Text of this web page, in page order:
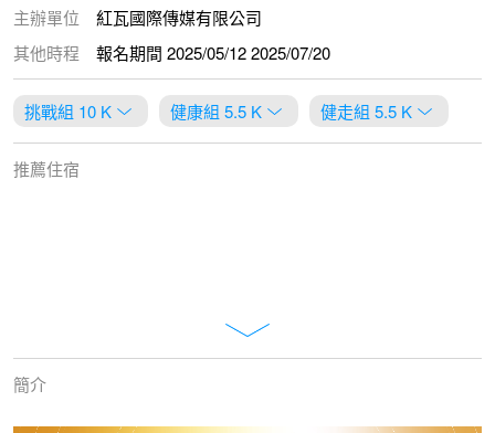
主辦單位
紅瓦國際傳媒有限公司
其他時程
報名期間 2025/05/12 2025/07/20
挑戰組 10 K 健康組 5.5 K 健走組 5.5 K
推薦住宿
簡介